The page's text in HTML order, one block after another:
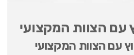
עם הצוות המקצועי
עם הצוות המקצועי